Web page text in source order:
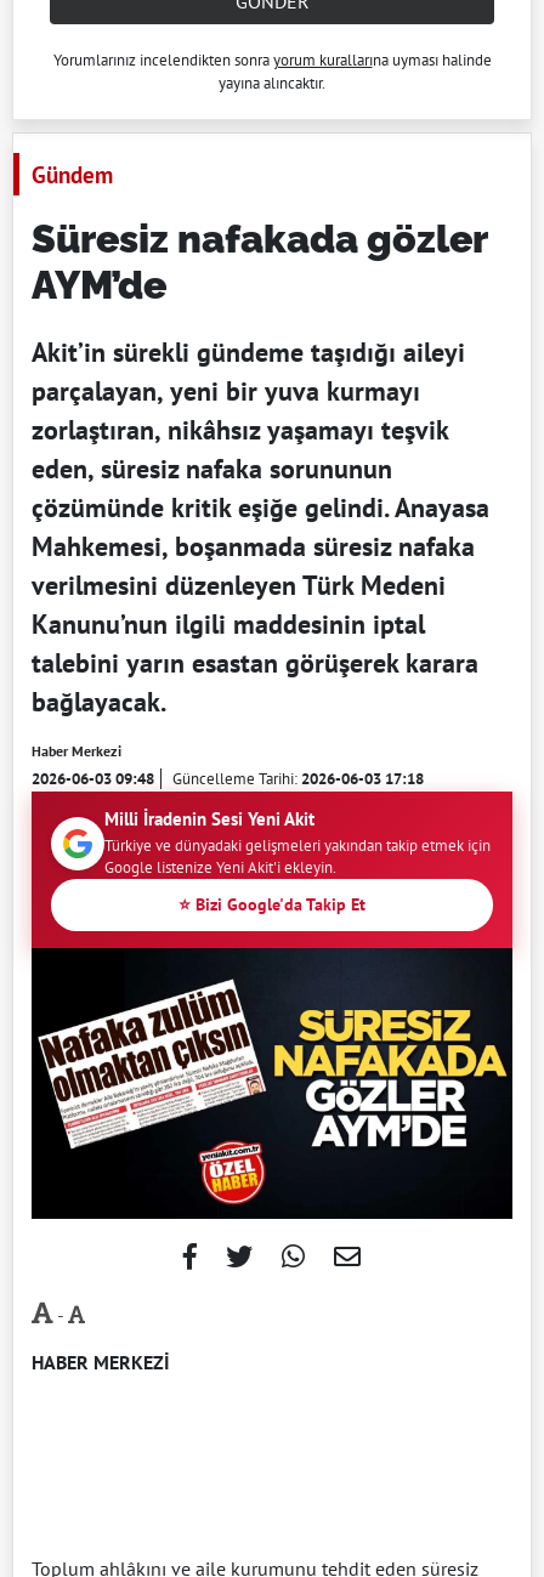
Yorumlarınız incelendikten sonrayorum kurallarına uyması halinde
yayına alıncaktır.
Gündem
Süresiz nafakada gözler
AYM’de
Akit’in sürekli gündeme taşıdığı aileyi
parçalayan, yeni bir yuva kurmayı
zorlaştıran, nikâhsız yaşamayı teşvik
eden, süresiz nafaka sorununun
çözümünde kritik eşiğe gelindi. Anayasa
Mahkemesi, boşanmada süresiz nafaka
verilmesini düzenleyen Türk Medeni
Kanunu’nun ilgili maddesinin iptal
talebini yarın esastan görüşerek karara
bağlayacak.
Haber Merkezi
2026-06-03 09:48 Güncelleme Tarihi:2026-06-03 17:18
Milli İradenin Sesi Yeni Akit
Türkiye ve dünyadaki gelişmeleri yakından takip etmek için
Google listenize Yeni Akit'i ekleyin.
⭐ Bizi Google'da Takip Et
-
HABER MERKEZİ
Toplum ahlâkını ve aile kurumunu tehdit eden süresiz